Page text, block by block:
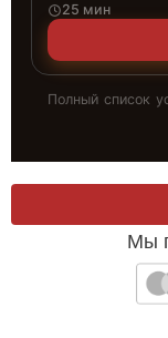
25 мин
Полный список
Мы